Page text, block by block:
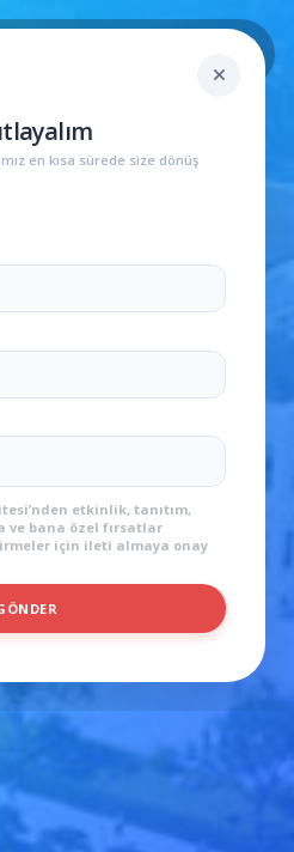
en kısa sürede size dönüş
etkinlik, tanıtım,
ve bana özel fırsatlar
için ileti almaya onay
Yenilik İçin
Programı